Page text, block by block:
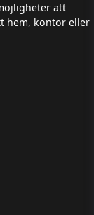
att
hem, kontor eller